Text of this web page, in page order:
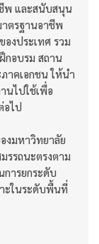
พ และสนับสนุน
ตรฐานอาชีพ
งประเทศ รวม
กอบรม สถาน
าคเอกชน ให้นำ
นไปใช้เพื่อ
อไป
งมหาวิทยาลัย
รถนะตรงตาม
การยกระดับ
ะในระดับพื้นที่